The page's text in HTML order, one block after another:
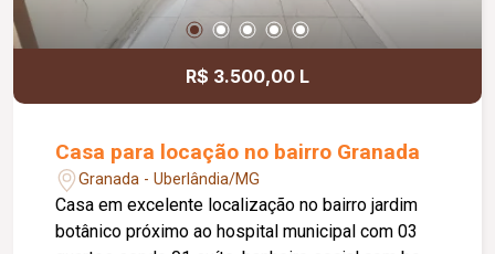
alto padrão de acabamento.
R$ 3.500,00 L
Casa para locação no bairro Granada
Granada - Uberlândia/MG
Casa em excelente localização no bairro jardim
botânico próximo ao hospital municipal com 03